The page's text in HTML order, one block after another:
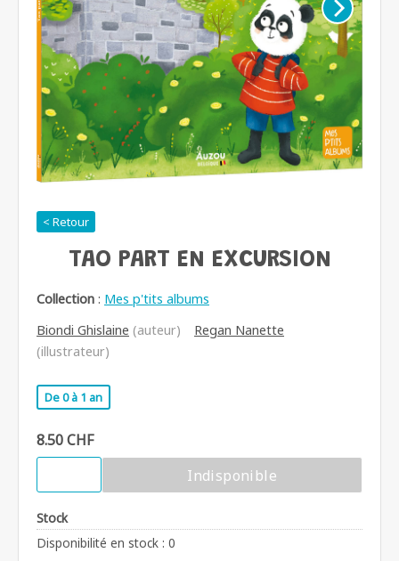
< Retour
TAO PART EN EXCURSION
Collection : Mes p'tits albums
Biondi Ghislaine (auteur)
Regan Nanette
(illustrateur)
De 0 à 1 an
8.50 CHF
Indisponible
Stock
Disponibilité en stock : 0